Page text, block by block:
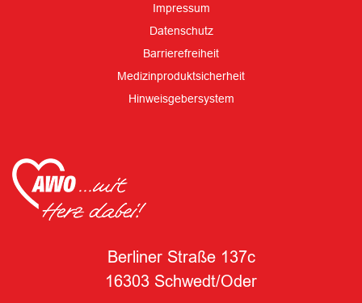
Impressum
Datenschutz
Barrierefreiheit
Medizinproduktsicherheit
Hinweisgebersystem
Berliner Straße 137c
16303 Schwedt/Oder